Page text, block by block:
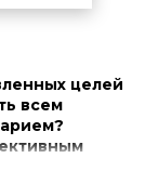
целей
всем